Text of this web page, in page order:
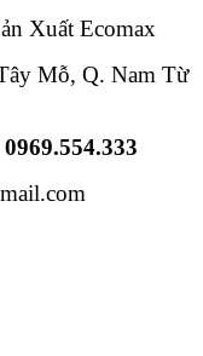
Xuất Ecomax
Mỗ, Q. Nam Từ
0969.554.333